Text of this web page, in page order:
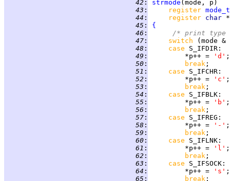
  42
: strmode
  43
: register mode_t
  44
: register char
  45
:
{
  46
:
/* print type
  47
: switch
(mode &
  48
: case S_IFDIR
  49
:
         *p++ =
'd'
  50
: break
  51
: case S_IFCHR
  52
:
         *p++ =
'c'
  53
: break
  54
: case S_IFBLK
  55
:
         *p++ =
'b'
  56
: break
  57
: case S_IFREG
  58
:
         *p++ =
'-'
  59
: break
  60
: case S_IFLNK
  61
:
         *p++ =
'l'
  62
: break
  63
: case S_IFSOCK
  64
:
         *p++ =
's'
  65
: break